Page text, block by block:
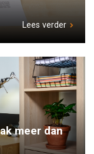
Lees verder
meer dan